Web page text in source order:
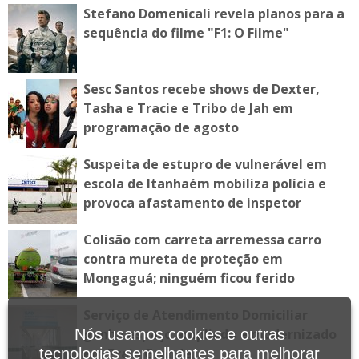
Stefano Domenicali revela planos para a
sequência do filme "F1: O Filme"
Sesc Santos recebe shows de Dexter,
Tasha e Tracie e Tribo de Jah em
programação de agosto
Suspeita de estupro de vulnerável em
escola de Itanhaém mobiliza polícia e
provoca afastamento de inspetor
Colisão com carreta arremessa carro
contra mureta de proteção em
Mongaguá; ninguém ficou ferido
ganha espaço ampliado e modernizado
em Praia Grande
Nós usamos cookies e outras
tecnologias semelhantes para melhorar